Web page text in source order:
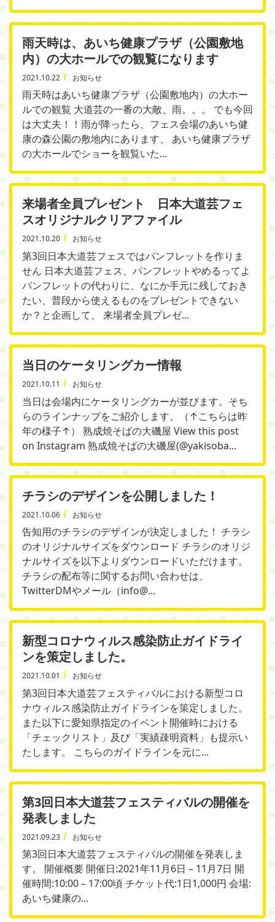
雨天時は、あいち健康プラザ（公園敷地
内）の大ホールでの観覧になります
2021.10.22 お知らせ
雨天時はあいち健康プラザ（公園敷地内）の大ホー
ルでの観覧 大道芸の一番の大敵、雨。。。 でも今回
は大丈夫！！雨が降ったら、フェス会場のあいち健
康の森公園の敷地内にあります、 あいち健康プラザ
の大ホールでショーを観覧いた...
来場者全員プレゼント 日本大道芸フェ
スオリジナルクリアファイル
2021.10.20 お知らせ
第3回日本大道芸フェスではパンフレットを作りま
せん 日本大道芸フェス、パンフレットやめるってよ
パンフレットの代わりに、なにか手元に残しておき
たい、普段から使えるものをプレゼントできない
か？と企画して、 来場者全員プレゼ...
当日のケータリングカー情報
2021.10.11 お知らせ
当日は会場内にケータリングカーが並びます。そち
らのラインナップをご紹介します。（↑こちらは昨
年の様子↑） 熟成焼そばの大磯屋 View this post
on Instagram 熟成焼そばの大磯屋(@yakisoba...
チラシのデザインを公開しました！
2021.10.06 お知らせ
告知用のチラシのデザインが決定しました！ チラシ
のオリジナルサイズをダウンロード チラシのオリジ
ナルサイズを以下よりダウンロードいただけます。
チラシの配布等に関するお問い合わせは、
TwitterDMやメール（info@...
新型コロナウィルス感染防止ガイドライ
ンを策定しました。
2021.10.01 お知らせ
第3回日本大道芸フェスティバルにおける新型コロ
ナウィルス感染防止ガイドラインを策定しました。
また以下に愛知県指定のイベント開催時における
「チェックリスト」及び「実績疎明資料」も提示い
たします。 こちらのガイドラインを元に...
第3回日本大道芸フェスティバルの開催を
発表しました
2021.09.23 お知らせ
第3回日本大道芸フェスティバルの開催を発表しま
す。 開催概要 開催日:2021年11月6日 – 11月7日 開
催時間:10:00 – 17:00頃 チケット代:1日1,000円 会場:
あいち健康の...